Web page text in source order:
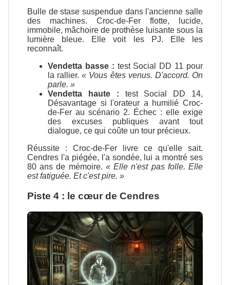
Bulle de stase suspendue dans l'ancienne salle
des machines. Croc-de-Fer flotte, lucide,
immobile, mâchoire de prothèse luisante sous la
lumière bleue. Elle voit les PJ. Elle les
reconnaît.
Vendetta basse : test Social DD 11 pour
la rallier.« Vous êtes venus. D'accord. On
parle. »
Vendetta haute : test Social DD 14,
Désavantage si l'orateur a humilié Croc-
de-Fer au scénario 2. Échec : elle exige
des excuses publiques avant tout
dialogue, ce qui coûte un tour précieux.
Réussite : Croc-de-Fer livre ce qu'elle sait.
Cendres l'a piégée, l'a sondée, lui a montré ses
80 ans de mémoire. « Elle n'est pas folle. Elle
est fatiguée. Et c'est pire. »
Piste 4 : le cœur de Cendres